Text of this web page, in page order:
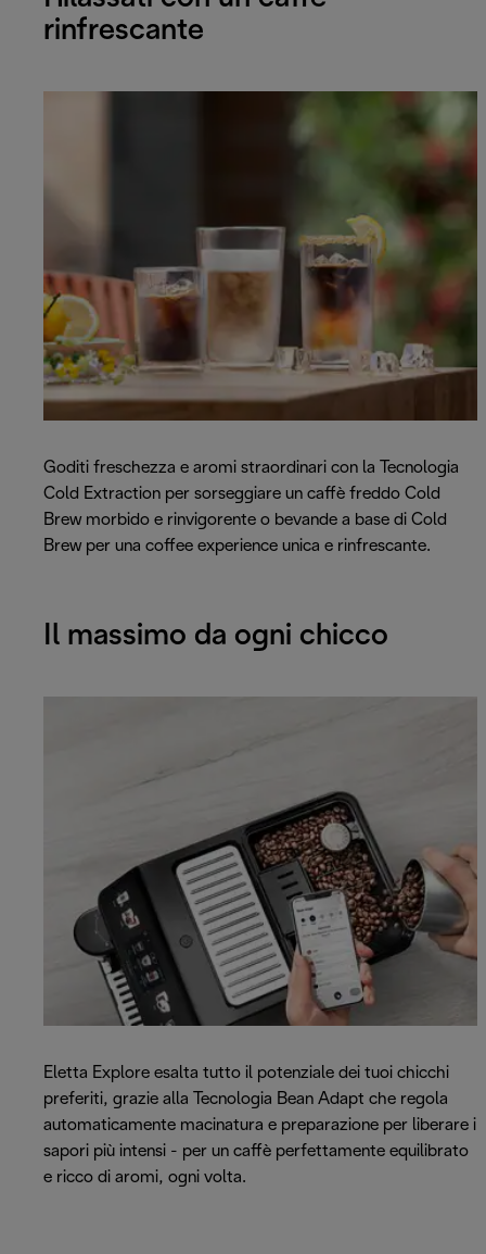
rinfrescante
Goditi freschezza e aromi straordinari con la Tecnologia
Cold Extraction per sorseggiare un caffè freddo Cold
Brew morbido e rinvigorente o bevande a base di Cold
Brew per una coffee experience unica e rinfrescante.
Il massimo da ogni chicco
Eletta Explore esalta tutto il potenziale dei tuoi chicchi
preferiti, grazie alla Tecnologia Bean Adapt che regola
automaticamente macinatura e preparazione per liberare i
sapori più intensi - per un caffè perfettamente equilibrato
e ricco di aromi, ogni volta.